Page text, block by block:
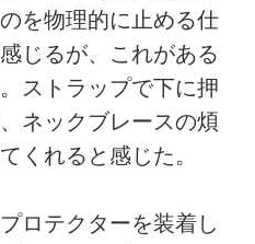
を物理的に止める仕
じるが、これがある
ストラップで下に押
ネックブレースの煩
くれると感じた。
ロテクターを装着し